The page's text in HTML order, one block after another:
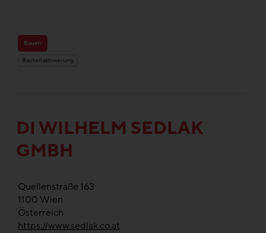
Bauen
Bauteilaktivierung
DI WILHELM SEDLAK
GMBH
Quellenstraße 163
1100 Wien
Österreich
https://www.sedlak.co.at